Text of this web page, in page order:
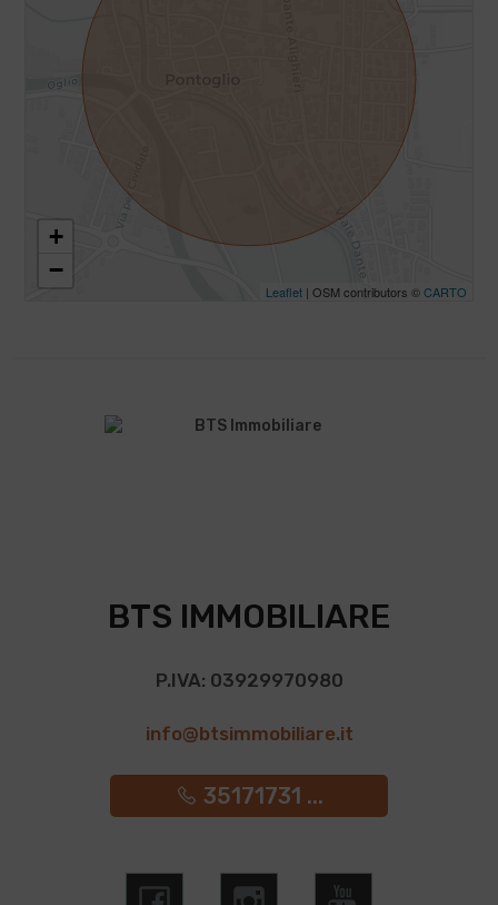
+
−
Leaflet | OSM contributors ©CARTO
BTS IMMOBILIARE
P.IVA: 03929970980
info@btsimmobiliare.it
35171731 ...